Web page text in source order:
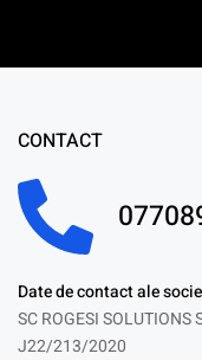
CONTACT
Date de contact ale
SC ROGESI SOLUTIONS
J22/213/2020